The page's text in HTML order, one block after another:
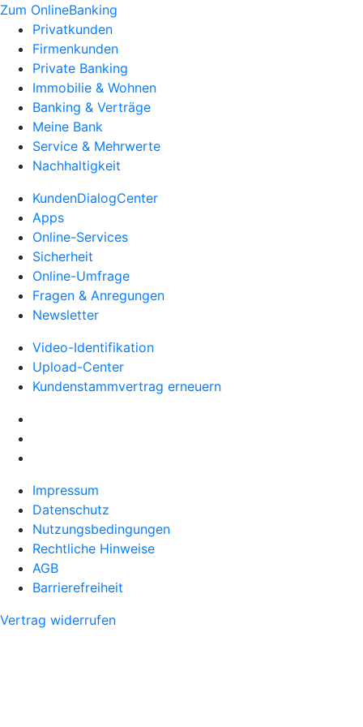
Zum OnlineBanking
Privatkunden
Firmenkunden
Private Banking
Immobilie & Wohnen
Banking & Verträge
Meine Bank
Service & Mehrwerte
Nachhaltigkeit
KundenDialogCenter
Apps
Online-Services
Sicherheit
Online-Umfrage
Fragen & Anregungen
Newsletter
Video-Identifikation
Upload-Center
Kundenstammvertrag erneuern
Impressum
Datenschutz
Nutzungsbedingungen
Rechtliche Hinweise
AGB
Barrierefreiheit
Vertrag widerrufen